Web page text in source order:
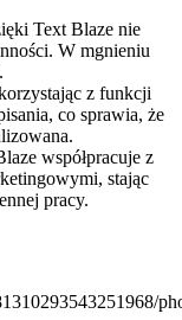
Text Blaze nie
W mgnieniu
z funkcji
co sprawia, że
współpracuje z
stając
pracy.